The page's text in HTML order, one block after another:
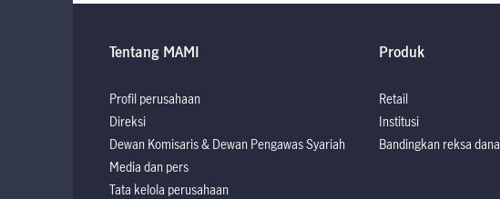
Tentang MAMI
Profil perusahaan
Direksi
Dewan Komisaris & Dewan Pengawas Syariah
Media dan pers
Tata kelola perusahaan
Produk
Retail
Institusi
Bandingkan reksa dana